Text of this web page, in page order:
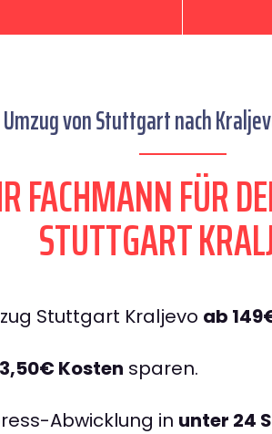
Umzug von Stuttgart nach
FACHMANN FÜR
STUTTGART
Stuttgart Kraljevo ab
Kosten sparen.
Abwicklung in unter 24